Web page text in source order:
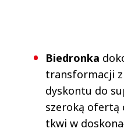
Biedronka
transformacji z
dyskontu do
szeroką ofertą
tkwi w